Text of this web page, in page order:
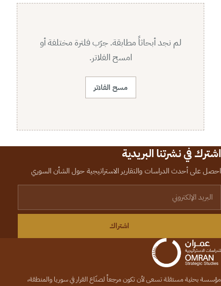
لم نجد أبحاثاً مطابقة. جرّب فلترة مختلفة أو
امسح الفلاتر.
مسح الفلاتر
اشترك في نشرتنا البريدية
احصل على أحدث الدراسات والتقارير الاستراتيجية حول الشأن السوري
اشتراك
مؤسسة بحثية مستقلة تسعى لأن تكون مرجعاً لصنّاع القرار في سوريا والمنطقة،